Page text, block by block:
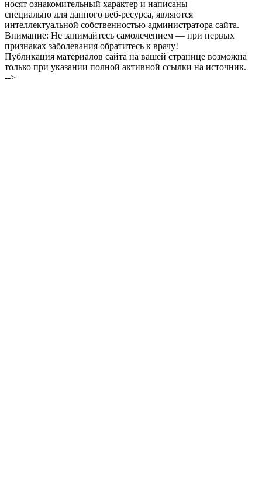
носят ознакомительный характер и написаны
специально для данного веб-ресурса, являются
интеллектуальной собственностью администратора сайта.
Внимание: Не занимайтесь самолечением — при первых
признаках заболевания обратитесь к врачу!
Публикация материалов сайта на вашей странице возможна
только при указании полной активной ссылки на источник.
-->